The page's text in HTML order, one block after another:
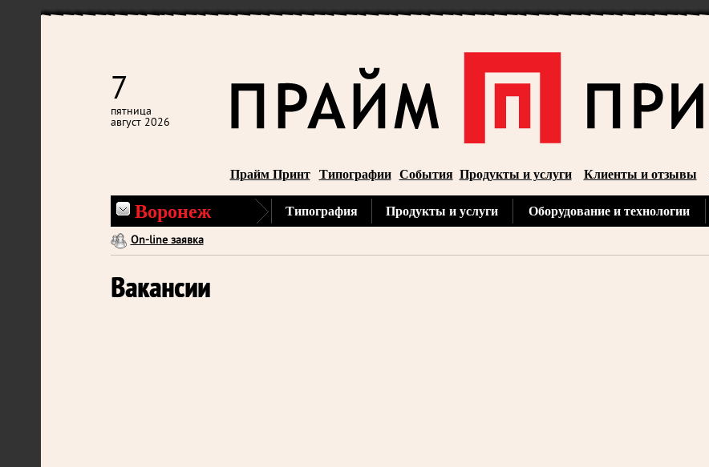
7
пятница
август 2026
Прайм Принт Типографии События Продукты и услуги Клиенты и отзывы
Воронеж Типография Продукты и услуги Оборудование и технологии
On-line заявка
Вакансии